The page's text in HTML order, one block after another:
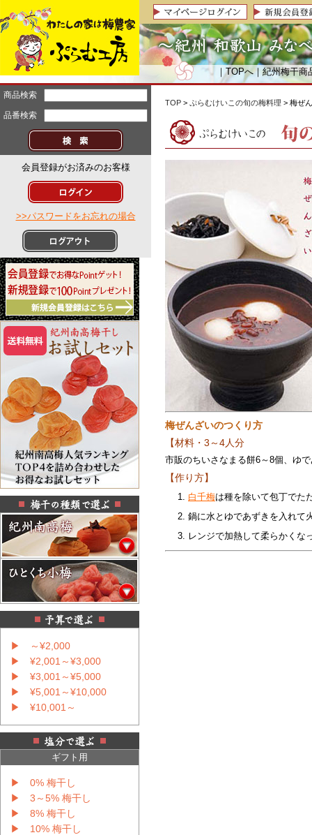
｜TOPへ｜紀州梅干商
商品検索
品番検索
会員登録がお済みのお客様
>>パスワードをお忘れの場合
▶ ～¥2,000
▶ ¥2,001～¥3,000
▶ ¥3,001～¥5,000
▶ ¥5,001～¥10,000
▶ ¥10,001～
ギフト用
▶ 0% 梅干し
▶ 3～5% 梅干し
▶ 8% 梅干し
▶ 10% 梅干し
TOP > ぷらむけいこの旬の梅料理 > 梅ぜ
梅ぜんざいのつくり方
【材料・3～4人分
市販のちいさなまる餅6～8個、ゆ
【作り方】
白千梅は種を除いて包丁でた
鍋に水とゆであずきを入れて
レンジで加熱して柔らかくな